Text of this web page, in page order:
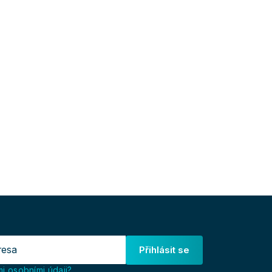
Přihlásit se
osobními údaji?